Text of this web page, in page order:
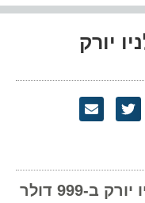
יורק
טיסות ישירות של ארקיע לניו יורק ב-999 דולר